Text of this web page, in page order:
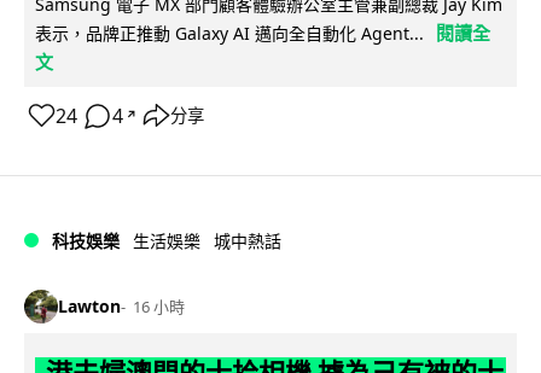
表示，品牌正推動 Galaxy AI 邁向全自動化 Agent...
閱讀全
文
24 4 ↗ 分享
科技娛樂 生活娛樂 城中熱話
Lawton 16 小時